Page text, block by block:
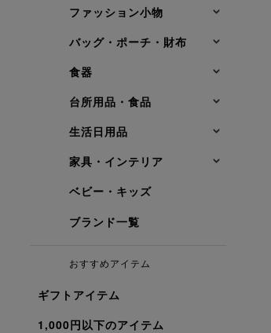
ファッション小物
バッグ・ポーチ・財布
食器
台所用品・食品
生活日用品
家具・インテリア
ベビー・キッズ
ブランド一覧
おすすめアイテム
ギフトアイテム
1,000円以下のアイテム